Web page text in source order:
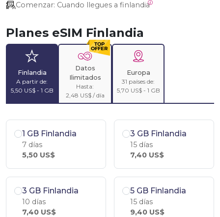
Comenzar: Cuando llegues a finlandia
Planes eSIM Finlandia
Finlandia
A partir de:
5,50 US$ - 1 GB
Datos
Ilimitados
Hasta:
2,48 US$ / día
Europa
31 países de:
5,70 US$ - 1 GB
1 GB Finlandia
7 días
5,50 US$
3 GB Finlandia
15 días
7,40 US$
3 GB Finlandia
10 días
7,40 US$
5 GB Finlandia
15 días
9,40 US$